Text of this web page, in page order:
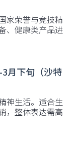
家荣誉与竞技精
、健康类产品进
月下旬（沙特
神生活。适合生
，整体表达需高